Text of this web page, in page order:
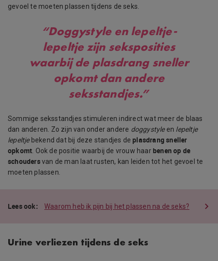
gevoel te moeten plassen tijdens de seks.
“Doggystyle en lepeltje-
lepeltje zijn seksposities
waarbij de plasdrang sneller
opkomt dan andere
seksstandjes.”
Sommige seksstandjes stimuleren indirect wat meer de blaas
dan anderen. Zo zijn van onder andere doggystyleen lepeltje
lepeltjebekend dat bij deze standjes deplasdrang sneller
opkomt . Ook de positie waarbij de vrouw haarbenen op de
schoudersvan de man laat rusten, kan leiden tot het gevoel te
moeten plassen.
Waarom heb ik pijn bij het plassen na de seks?
Urine verliezen tijdens de seks